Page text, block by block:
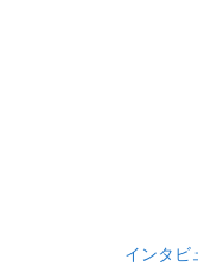
インタビ